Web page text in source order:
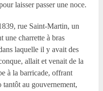
laisser passer une noce.
rue Saint-Martin, un
une charrette à bras
laquelle il y avait des
allait et venait de la
à la barricade, offrant
tantôt au gouvernement,